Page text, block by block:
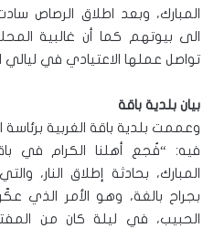
المبارك، وبعد اطلاق الرصاص
الى بيوتهم كما أن غالبية
تواصل عملها الاعتيادي في ليالي
بيان بلدية باقة
وعممت بلدية باقة الغربية
فيه: “فُجع أهلنا الكرام في
المبارك، بحادثة إطلاق النار،
بجراح بالغة، وهو الأمر الذي
الحبيب، في ليلة كان من